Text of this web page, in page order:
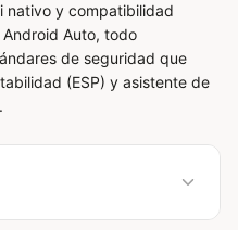
nativo y compatibilidad
Auto, todo
de seguridad que
(ESP) y asistente de